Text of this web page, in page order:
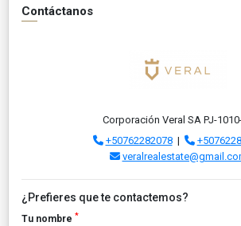
Contáctanos
Corporación Veral SA PJ-
+50762282078|
¿Prefieres que te contactemos?
Tu nombre *